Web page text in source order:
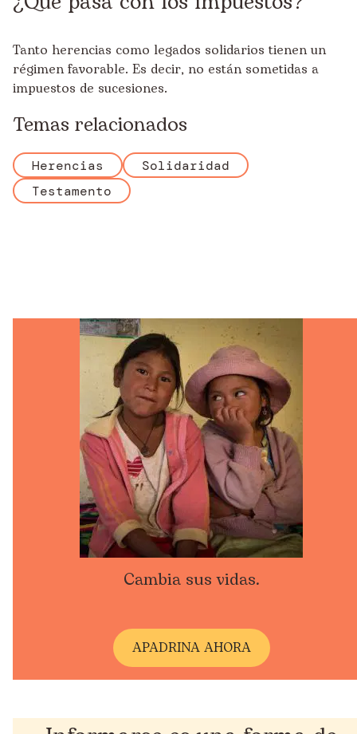
Tanto herencias como legados solidarios tienen un
régimen favorable. Es decir, no están sometidas a
impuestos de sucesiones.
Temas relacionados
Herencias
Solidaridad
Testamento
Cambia sus vidas.
APADRINA AHORA